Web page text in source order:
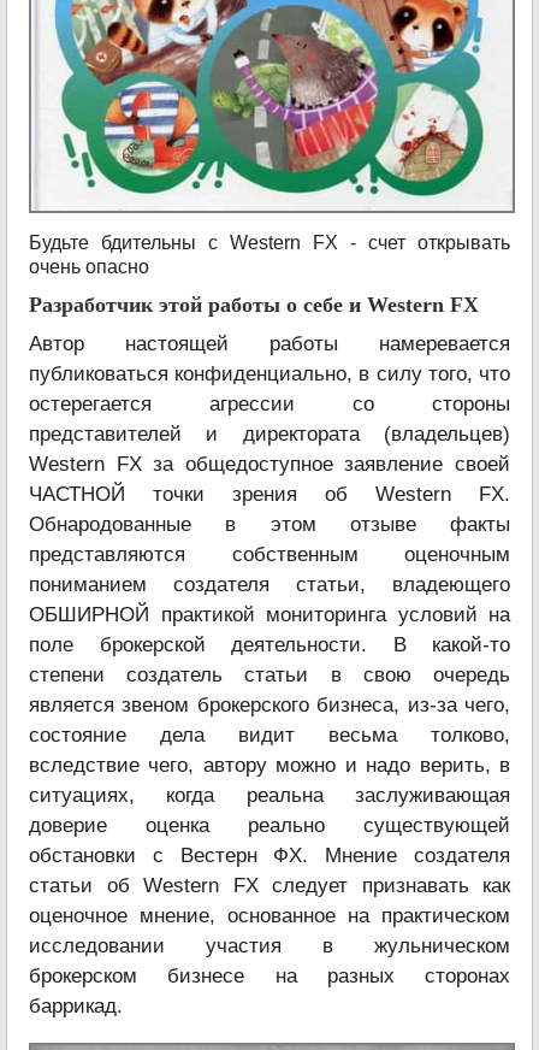
Будьте бдительны с Western FX - счет открывать
очень опасно
Разработчик этой работы о себе и Western FX
Автор настоящей работы намеревается
публиковаться конфиденциально, в силу того, что
остерегается агрессии со стороны
представителей и директората (владельцев)
Western FX за общедоступное заявление своей
ЧАСТНОЙ точки зрения об Western FX.
Обнародованные в этом отзыве факты
представляются собственным оценочным
пониманием создателя статьи, владеющего
ОБШИРНОЙ практикой мониторинга условий на
поле брокерской деятельности. В какой-то
степени создатель статьи в свою очередь
является звеном брокерского бизнеса, из-за чего,
состояние дела видит весьма толково,
вследствие чего, автору можно и надо верить, в
ситуациях, когда реальна заслуживающая
доверие оценка реально существующей
обстановки с Вестерн ФХ. Мнение создателя
статьи об Western FX следует признавать как
оценочное мнение, основанное на практическом
исследовании участия в жульническом
брокерском бизнесе на разных сторонах
баррикад.